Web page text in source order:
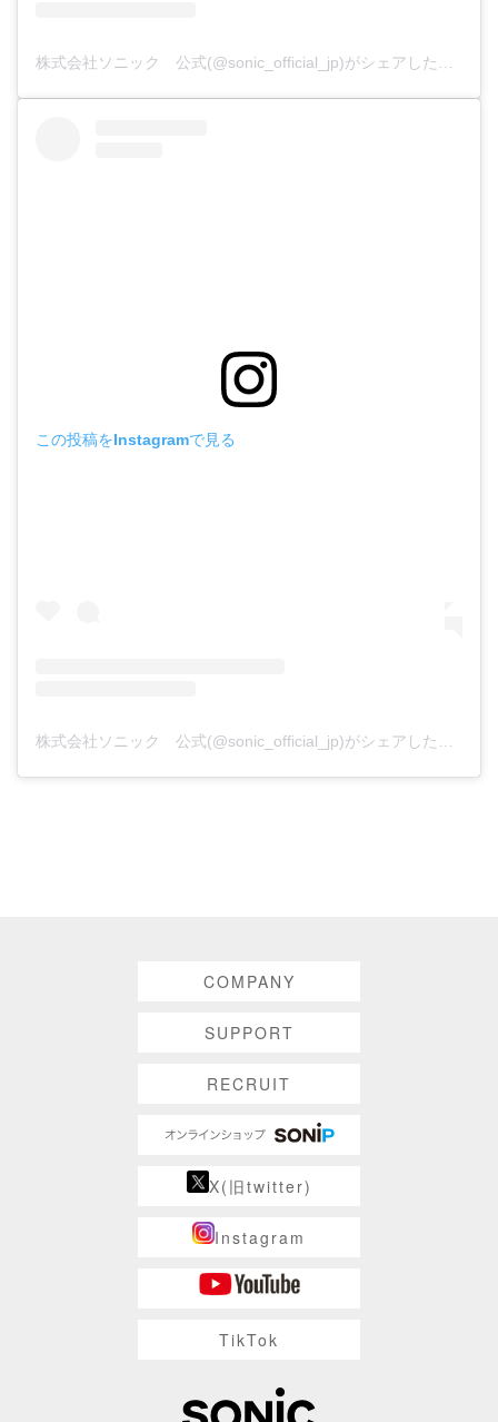
この投稿をInstagramで見る
COMPANY
SUPPORT
RECRUIT
X(旧twitter)
Instagram
TikTok